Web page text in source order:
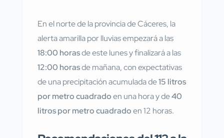
En el norte de la provincia de Cáceres, la
alerta amarilla por lluvias empezará a las
18:00 horasde este lunes y finalizará a las
12:00 horasde mañana, con expectativas
de una precipitación acumulada de15 litros
por metro cuadradoen una hora y de40
litros por metro cuadradoen 12 horas.